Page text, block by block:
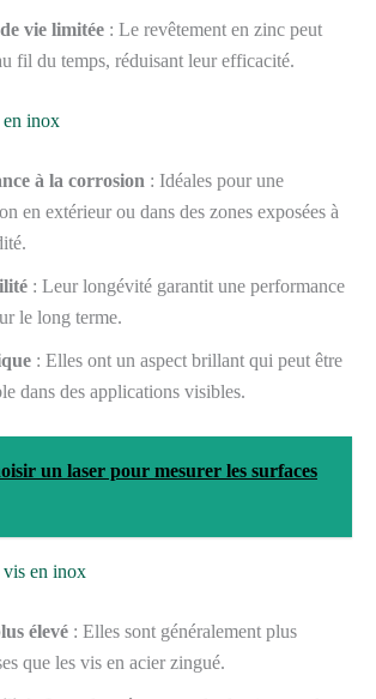
vie limitée : Le revêtement en zinc peut
fil du temps, réduisant leur efficacité.
en inox
à la corrosion : Idéales pour une
en extérieur ou dans des zones exposées à
: Leur longévité garantit une performance
le long terme.
: Elles ont un aspect brillant qui peut être
dans des applications visibles.
un laser pour mesurer les surfaces
vis en inox
élevé : Elles sont généralement plus
que les vis en acier zingué.